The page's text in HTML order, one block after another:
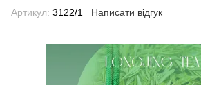
Артикул: 3122/1 Написати відгук